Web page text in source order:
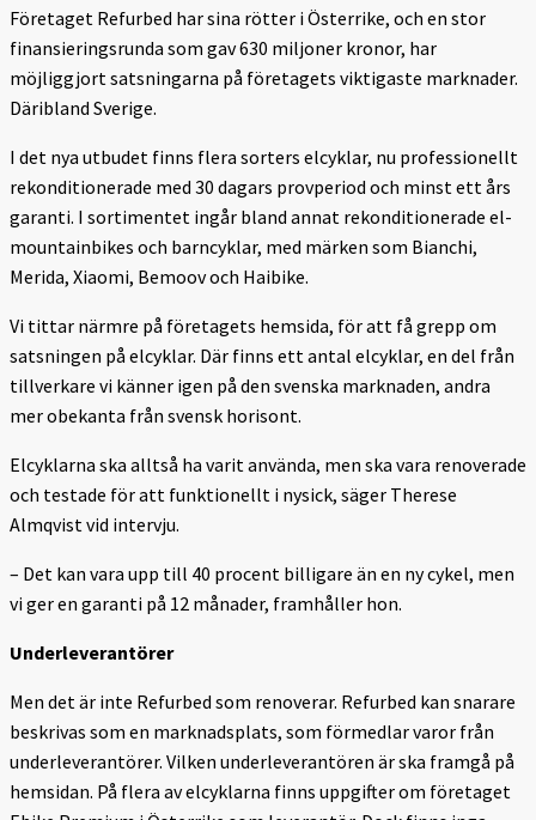
Företaget Refurbed har sina rötter i Österrike, och en stor
finansieringsrunda som gav 630 miljoner kronor, har
möjliggjort satsningarna på företagets viktigaste marknader.
Däribland Sverige.
I det nya utbudet finns flera sorters elcyklar, nu professionellt
rekonditionerade med 30 dagars provperiod och minst ett års
garanti. I sortimentet ingår bland annat rekonditionerade el-
mountainbikes och barncyklar, med märken som Bianchi,
Merida, Xiaomi, Bemoov och Haibike.
Vi tittar närmre på företagets hemsida, för att få grepp om
satsningen på elcyklar. Där finns ett antal elcyklar, en del från
tillverkare vi känner igen på den svenska marknaden, andra
mer obekanta från svensk horisont.
Elcyklarna ska alltså ha varit använda, men ska vara renoverade
och testade för att funktionellt i nysick, säger Therese
Almqvist vid intervju.
– Det kan vara upp till 40 procent billigare än en ny cykel, men
vi ger en garanti på 12 månader, framhåller hon.
Underleverantörer
Men det är inte Refurbed som renoverar. Refurbed kan snarare
beskrivas som en marknadsplats, som förmedlar varor från
underleverantörer. Vilken underleverantören är ska framgå på
hemsidan. På flera av elcyklarna finns uppgifter om företaget